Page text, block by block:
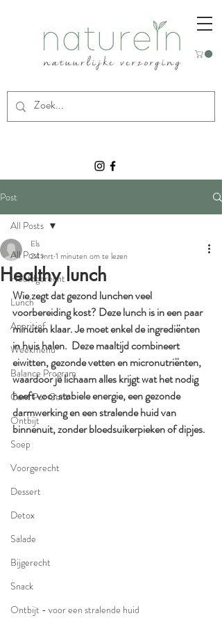
Post
All Posts
Hoofdgerecht
Lunch
Aperitief
Weekmenu
Balance Program
Cent Pur Cent
Ontbijt
Soep
Voorgerecht
Dessert
Detox
Salade
Bijgerecht
Snack
Ontbijt - voor een stralende huid
All Posts
Healthy lunch
Els
24 mrt1 minuten om te lezen
Wie zegt dat gezond lunchen veel
voorbereiding kost? Deze lunch is in een paar
minuten klaar. Je moet enkel de ingrediënten
in huis halen.  Deze maaltijd combineert
eiwitten, gezonde vetten en micronutriënten,
waardoor je lichaam alles krijgt wat het nodig
heeft voor stabiele energie, een gezonde
darmwerking en een stralende huid van
binnenuit, zonder bloedsuikerpieken of dipjes.